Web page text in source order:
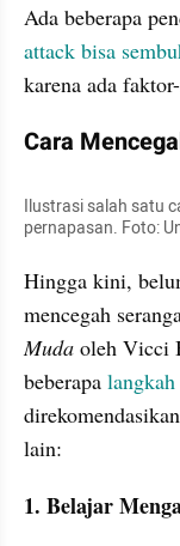
Ada beberapa
attack bisa
karena ada
Cara
Ilustrasi salah satu
pernapasan. Foto:
Hingga kini,
mencegah
Muda oleh Vicci
beberapa
lain:
1. Belajar